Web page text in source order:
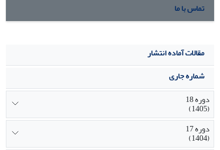
تماس با ما
مقالات آماده انتشار
شماره جاری
دوره 18
(1405)
دوره 17
(1404)